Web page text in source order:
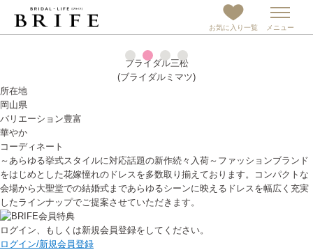
お気に入り一覧 メニュー
ブライダル三松
(ブライダルミマツ)
所在地
岡山県
バリエーション豊富
華やか
コーディネート
～あらゆる挙式スタイルに対応話題の新作続々入荷～ファッションブランド
をはじめとした花嫁憧れのドレスを多数取り揃えております。コンパクトな
会場から大聖堂での結婚式まであらゆるシーンに映えるドレスを幅広く充実
したラインナップでご提案させていただきます。
ログイン、もしくは新規会員登録をしてください。
ログイン/新規会員登録